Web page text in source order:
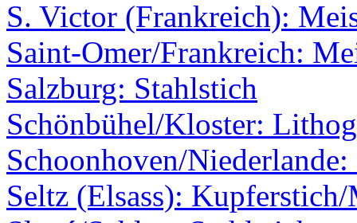
S. Victor (Frankreich):
Saint-Omer/Frankreich:
Salzburg: Stahlstich
Schönbühel/Kloster:
Schoonhoven/
Seltz (Elsass):